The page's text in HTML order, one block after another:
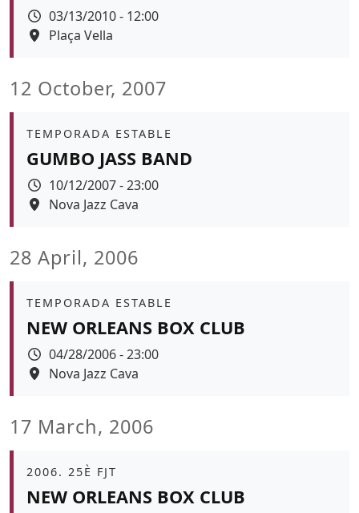
Data
03/13/2010 - 12:00
Espai
Plaça Vella
12 October, 2007
Àmbit
TEMPORADA ESTABLE
GUMBO JASS BAND
Data
10/12/2007 - 23:00
Espai
Nova Jazz Cava
28 April, 2006
Àmbit
TEMPORADA ESTABLE
NEW ORLEANS BOX CLUB
Data
04/28/2006 - 23:00
Espai
Nova Jazz Cava
17 March, 2006
Àmbit
2006. 25È FJT
NEW ORLEANS BOX CLUB